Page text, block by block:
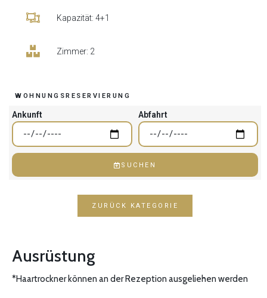
Kapazität: 4+1
Zimmer: 2
WOHNUNGSRESERVIERUNG
Ankunft Abfahrt
SUCHEN
ZURÜCK KATEGORIE
Ausrüstung
*Haartrockner können an der Rezeption ausgeliehen werden